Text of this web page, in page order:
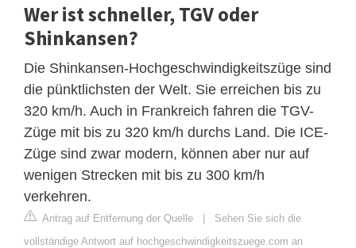
Wer ist schneller, TGV oder
Shinkansen?
Die Shinkansen-Hochgeschwindigkeitszüge sind
die pünktlichsten der Welt. Sie erreichen bis zu
320 km/h. Auch in Frankreich fahren die TGV-
Züge mit bis zu 320 km/h durchs Land. Die ICE-
Züge sind zwar modern, können aber nur auf
wenigen Strecken mit bis zu 300 km/h
verkehren.
Antrag auf Entfernung der Quelle | Sehen Sie sich die
vollständige Antwort auf hochgeschwindigkeitszuege.com an